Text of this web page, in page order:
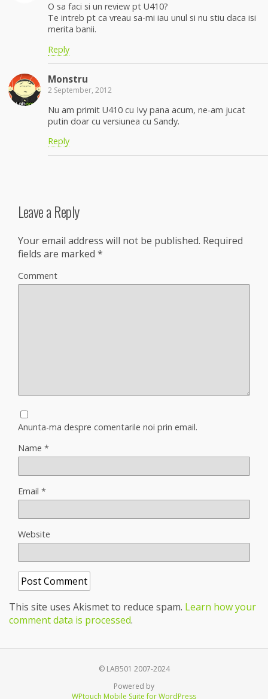
O sa faci si un review pt U410?
Te intreb pt ca vreau sa-mi iau unul si nu stiu daca isi
merita banii.
Reply
Monstru
2 September, 2012
Nu am primit U410 cu Ivy pana acum, ne-am jucat
putin doar cu versiunea cu Sandy.
Reply
Leave a Reply
Your email address will not be published. Required
fields are marked *
Comment
Anunta-ma despre comentarile noi prin email.
Name *
Email *
Website
This site uses Akismet to reduce spam. Learn how your
comment data is processed.
© LAB501 2007-2024
Powered by
WPtouch Mobile Suite for WordPress